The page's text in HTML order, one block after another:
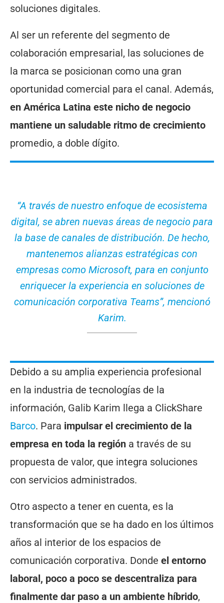
soluciones digitales.
Al ser un referente del segmento de
colaboración empresarial, las soluciones de
la marca se posicionan como una gran
oportunidad comercial para el canal. Además,
en América Latina este nicho de negocio
mantiene un saludable ritmo de crecimiento
promedio, a doble dígito.
“A través de nuestro enfoque de ecosistema
digital, se abren nuevas áreas de negocio para
la base de canales de distribución. De hecho,
mantenemos alianzas estratégicas con
empresas como Microsoft, para en conjunto
enriquecer la experiencia en soluciones de
comunicación corporativa Teams”, mencionó
Karim.
Debido a su amplia experiencia profesional
en la industria de tecnologías de la
información, Galib Karim llega a ClickShare
Barco. Para impulsar el crecimiento de la
empresa en toda la región a través de su
propuesta de valor, que integra soluciones
con servicios administrados.
Otro aspecto a tener en cuenta, es la
transformación que se ha dado en los últimos
años al interior de los espacios de
comunicación corporativa. Donde el entorno
laboral, poco a poco se descentraliza para
finalmente dar paso a un ambiente híbrido,